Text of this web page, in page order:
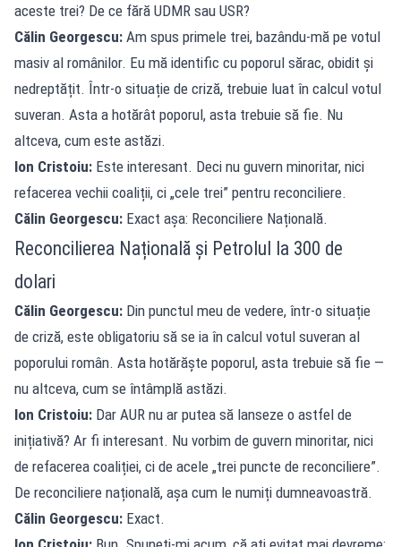
aceste trei? De ce fără UDMR sau USR?
Călin Georgescu: Am spus primele trei, bazându-mă pe votul
masiv al românilor. Eu mă identific cu poporul sărac, obidit și
nedreptățit. Într-o situație de criză, trebuie luat în calcul votul
suveran. Asta a hotărât poporul, asta trebuie să fie. Nu
altceva, cum este astăzi.
Ion Cristoiu: Este interesant. Deci nu guvern minoritar, nici
refacerea vechii coaliții, ci „cele trei” pentru reconciliere.
Călin Georgescu: Exact așa: Reconciliere Națională.
Reconcilierea Națională și Petrolul la 300 de
dolari
Călin Georgescu: Din punctul meu de vedere, într-o situație
de criză, este obligatoriu să se ia în calcul votul suveran al
poporului român. Asta hotărăște poporul, asta trebuie să fie —
nu altceva, cum se întâmplă astăzi.
Ion Cristoiu: Dar AUR nu ar putea să lanseze o astfel de
inițiativă? Ar fi interesant. Nu vorbim de guvern minoritar, nici
de refacerea coaliției, ci de acele „trei puncte de reconciliere”.
De reconciliere națională, așa cum le numiți dumneavoastră.
Călin Georgescu: Exact.